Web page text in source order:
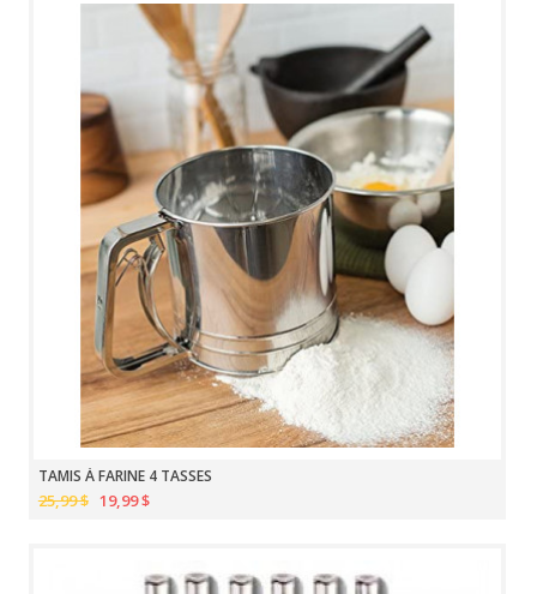
TAMIS À FARINE 4 TASSES
25,99 $ 19,99 $